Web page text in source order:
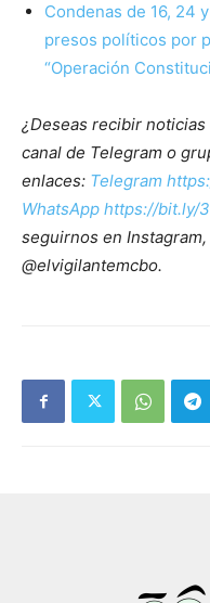
Condenas de 16, 24
presos políticos por
“Operación
¿Deseas recibir
canal de Telegram o
enlaces: Telegram
WhatsApp https://bit.ly/
seguirnos en
@elvigilantemcbo.